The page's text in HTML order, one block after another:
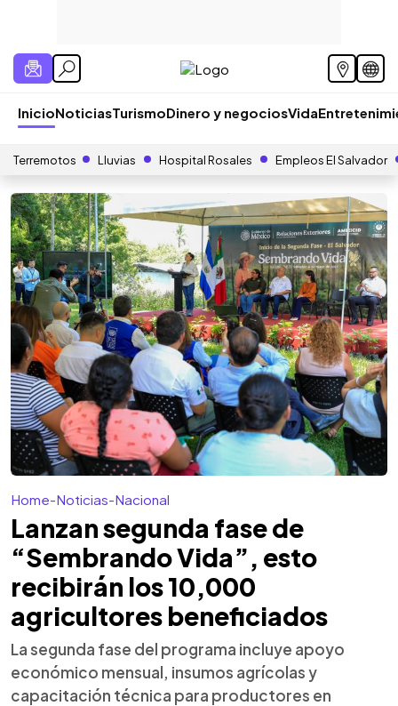
InicioNoticiasTurismoDinero y negociosVida
Terremotos Lluvias Hospital Rosales Empleos El Salvador
Home-Noticias-Nacional
Lanzan segunda fase de
“Sembrando Vida”, esto
recibirán los 10,000
agricultores beneficiados
La segunda fase del programa incluye apoyo
económico mensual, insumos agrícolas y
capacitación técnica para productores en